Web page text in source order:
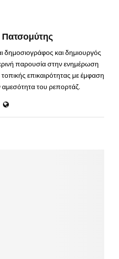
Πατσομύτης
δημοσιογράφος και δημιουργός
παρουσία στην ενημέρωση
επικαιρότητας με έμφαση
αμεσότητα του ρεπορτάζ.